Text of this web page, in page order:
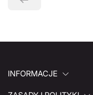
INFORMACJE